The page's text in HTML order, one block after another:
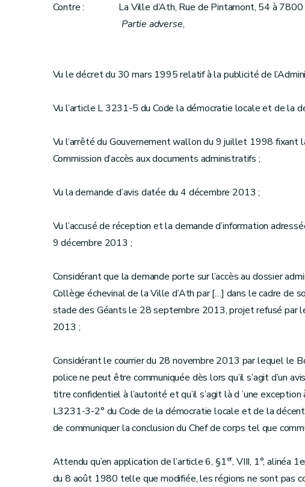
Contre : La Ville d’Ath, Rue de Pintamont, 54 à 7800
Partie adverse,
Vu le décret du 30 mars 1995 relatif à la publicité de
Vu l’article L 3231-5 du Code la démocratie locale et de la
Vu l’arrêté du Gouvernement wallon du 9 juillet 1998
Commission d’accès aux documents administratifs ;
Vu la demande d’avis datée du 4 décembre 2013 ;
Vu l’accusé de réception et la demande d’information
9 décembre 2013 ;
Considérant que la demande porte sur l’accès au dossier
Collège échevinal de la Ville d’Ath par […] dans le cadre de
stade des Géants le 28 septembre 2013, projet refusé par
2013 ;
Considérant le courrier du 28 novembre 2013 par lequel le
police ne peut être communiquée dès lors qu’il s’agit d’un
titre confidentiel à l’autorité et qu’il s’agit là d ’une
L3231-3-2° du Code de la démocratie locale et de la
de communiquer la conclusion du Chef de corps tel que
Attendu qu’en application de l’article 6, §1er, VIII, 1°, alinéa
du 8 août 1980 telle que modifiée, les régions ne sont pas